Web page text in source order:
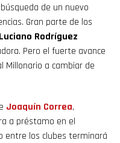
de un nuevo
Gran parte de los
Luciano Rodríguez
Pero el fuerte avance
Millonario a cambiar de
Joaquín Correa,
a préstamo en el
entre los clubes terminará